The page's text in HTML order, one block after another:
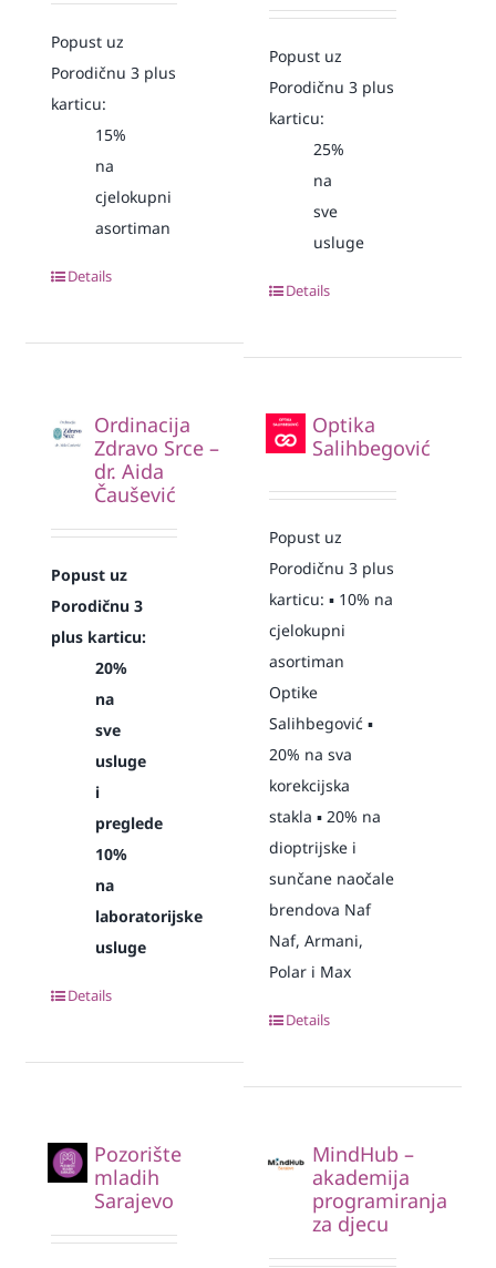
Popust uz
Porodičnu 3 plus
karticu:
15%
na
cjelokupni
asortiman
Details
Popust uz
Porodičnu 3 plus
karticu:
25%
na
sve
usluge
Details
Ordinacija
Zdravo Srce –
dr. Aida
Čaušević
Popust uz
Porodičnu 3
plus karticu:
20%
na
sve
usluge
i
preglede
10%
na
laboratorijske
usluge
Details
Optika
Salihbegović
Popust uz
Porodičnu 3 plus
karticu: ▪️ 10% na
cjelokupni
asortiman
Optike
Salihbegović ▪️
20% na sva
korekcijska
stakla ▪️ 20% na
dioptrijske i
sunčane naočale
brendova Naf
Naf, Armani,
Polar i Max
Details
Pozorište
mladih
Sarajevo
MindHub –
akademija
programiranja
za djecu